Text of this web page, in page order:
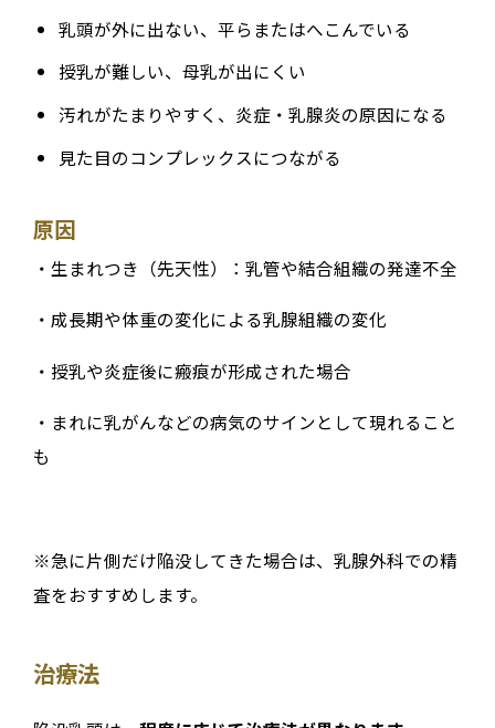
乳頭が外に出ない、平らまたはへこんでいる
授乳が難しい、母乳が出にくい
汚れがたまりやすく、炎症・乳腺炎の原因になる
見た目のコンプレックスにつながる
原因
・生まれつき（先天性）：乳管や結合組織の発達不全
・成長期や体重の変化による乳腺組織の変化
・授乳や炎症後に瘢痕が形成された場合
・まれに乳がんなどの病気のサインとして現れること
も
※急に片側だけ陥没してきた場合は、乳腺外科での精
査をおすすめします。
治療法